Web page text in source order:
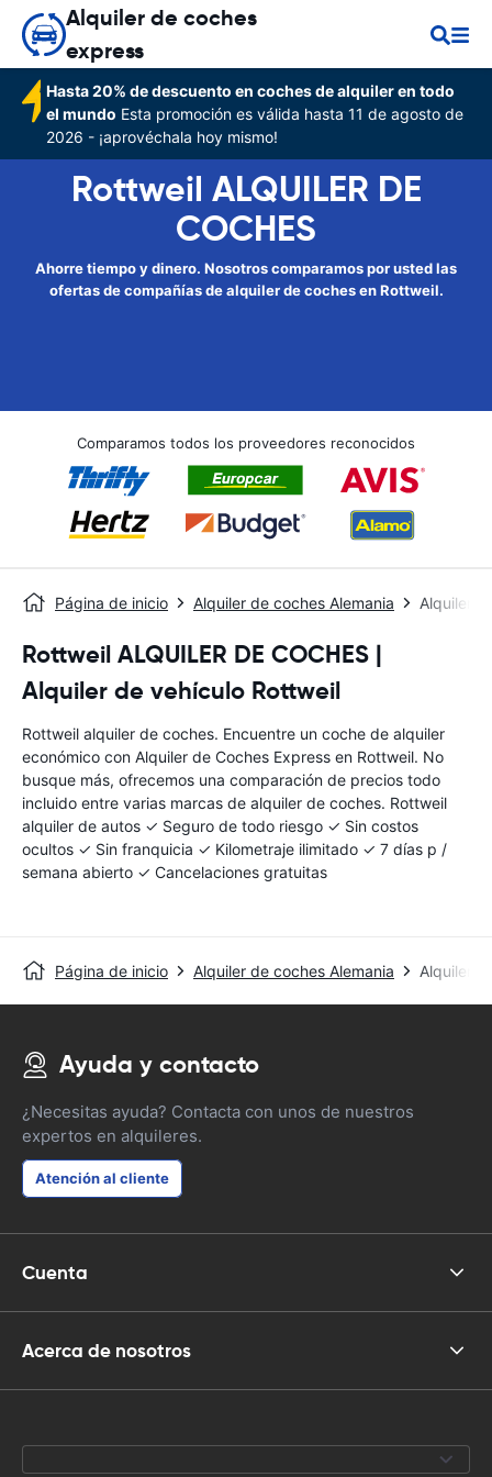
Alquiler de coches
express
Hasta 20% de descuento en coches de alquiler en todo
el mundo Esta promoción es válida hasta 11 de agosto de
2026 - ¡aprovéchala hoy mismo!
Rottweil ALQUILER DE
COCHES
Ahorre tiempo y dinero. Nosotros comparamos por usted las
ofertas de compañías de alquiler de coches en Rottweil.
Comparamos todos los proveedores reconocidos
Página de inicio Alquiler de coches Alemania Alquiler
Rottweil ALQUILER DE COCHES |
Alquiler de vehículo Rottweil
Rottweil alquiler de coches. Encuentre un coche de alquiler
económico con Alquiler de Coches Express en Rottweil. No
busque más, ofrecemos una comparación de precios todo
incluido entre varias marcas de alquiler de coches. Rottweil
alquiler de autos ✓ Seguro de todo riesgo ✓ Sin costos
ocultos ✓ Sin franquicia ✓ Kilometraje ilimitado ✓ 7 días p /
semana abierto ✓ Cancelaciones gratuitas
Página de inicio Alquiler de coches Alemania Alquiler
Ayuda y contacto
¿Necesitas ayuda? Contacta con unos de nuestros
expertos en alquileres.
Atención al cliente
Cuenta
Acerca de nosotros